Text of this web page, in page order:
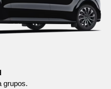
grupos.